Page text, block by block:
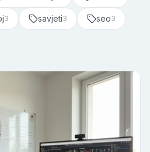
3 savjeti3 seo3